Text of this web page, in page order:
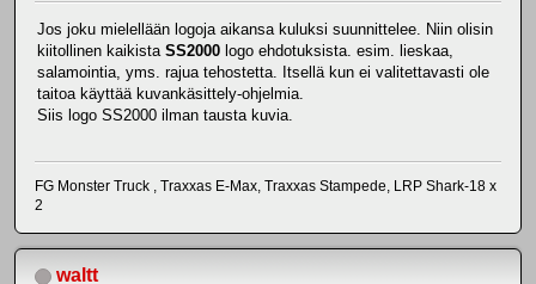
Jos joku mielellään logoja aikansa kuluksi suunnittelee. Niin olisin
kiitollinen kaikista SS2000 logo ehdotuksista. esim. lieskaa,
salamointia, yms. rajua tehostetta. Itsellä kun ei valitettavasti ole
taitoa käyttää kuvankäsittely-ohjelmia.
Siis logo SS2000 ilman tausta kuvia.
FG Monster Truck , Traxxas E-Max, Traxxas Stampede, LRP Shark-18 x
2
waltt